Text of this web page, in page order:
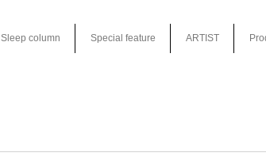
Sleep column Special feature ARTIST